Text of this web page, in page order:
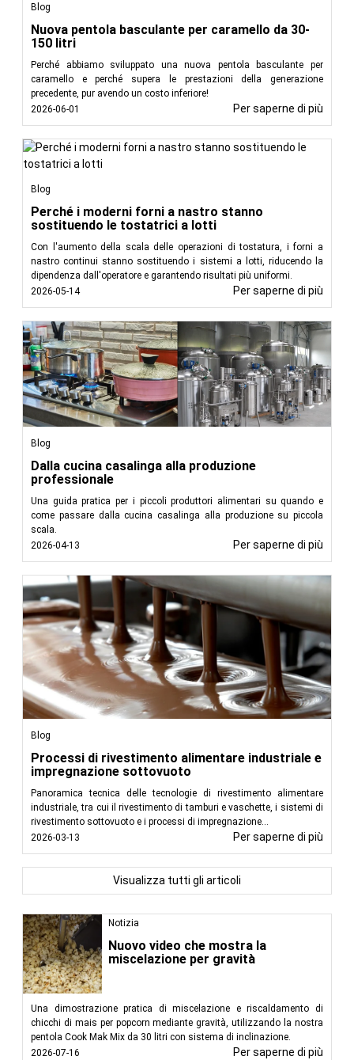
Notizia
Nuovo video che mostra la
miscelazione per gravità
Una dimostrazione pratica di miscelazione e riscaldamento di
chicchi di mais per popcorn mediante gravità, utilizzando la nostra
pentola Cook Mak Mix da 30 litri con sistema di inclinazione.
2026-07-16
Per saperne di più
Blog
Nuova pentola basculante per caramello da 30-
150 litri
Perché abbiamo sviluppato una nuova pentola basculante per
caramello e perché supera le prestazioni della generazione
precedente, pur avendo un costo inferiore!
2026-06-01
Per saperne di più
Blog
Perché i moderni forni a nastro stanno
sostituendo le tostatrici a lotti
Con l'aumento della scala delle operazioni di tostatura, i forni a
nastro continui stanno sostituendo i sistemi a lotti, riducendo la
dipendenza dall'operatore e garantendo risultati più uniformi.
2026-05-14
Per saperne di più
Blog
Dalla cucina casalinga alla produzione
professionale
Una guida pratica per i piccoli produttori alimentari su quando e
come passare dalla cucina casalinga alla produzione su piccola
scala.
2026-04-13
Per saperne di più
Blog
Processi di rivestimento alimentare industriale e
impregnazione sottovuoto
Panoramica tecnica delle tecnologie di rivestimento alimentare
industriale, tra cui il rivestimento di tamburi e vaschette, i sistemi di
rivestimento sottovuoto e i processi di impregnazione...
2026-03-13
Per saperne di più
Visualizza tutti gli articoli